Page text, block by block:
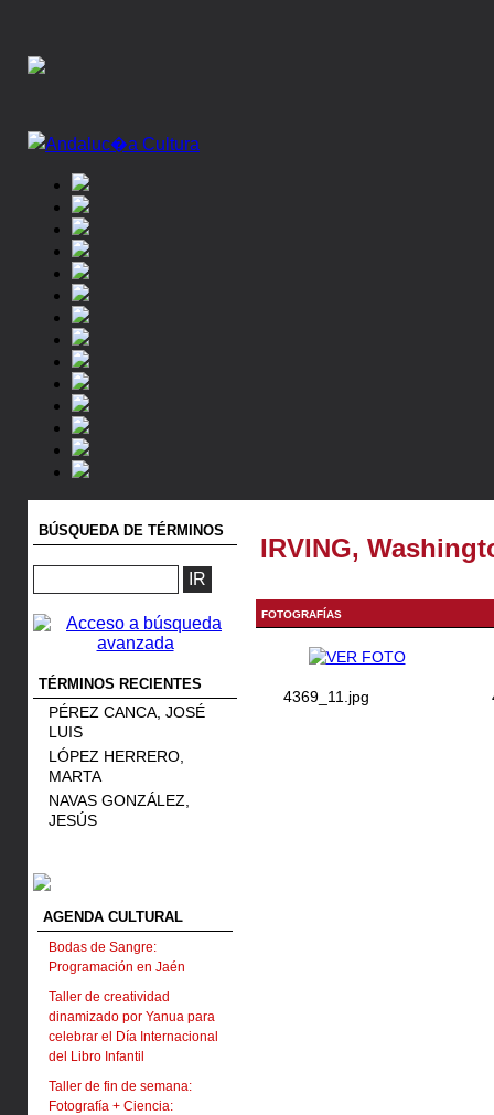
BÚSQUEDA DE TÉRMINOS
TÉRMINOS RECIENTES
PÉREZ CANCA, JOSÉ
LUIS
LÓPEZ HERRERO,
MARTA
NAVAS GONZÁLEZ,
JESÚS
AGENDA CULTURAL
Bodas de Sangre:
Programación en Jaén
Taller de creatividad
dinamizado por Yanua para
celebrar el Día Internacional
del Libro Infantil
Taller de fin de semana:
Fotografía + Ciencia:
IRVING,
FOTOGRAFÍAS
4369_11.jpg